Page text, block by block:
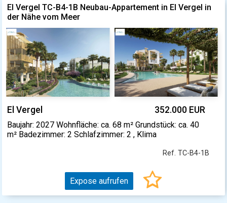
El Vergel TC-B4-1B Neubau-Appartement in El Vergel in
der Nähe vom Meer
El Vergel 352.000 EUR
Baujahr: 2027 Wohnfläche: ca. 68 m² Grundstück: ca. 40
m² Badezimmer: 2 Schlafzimmer: 2 , Klima
Ref. TC-B4-1B
Expose aufrufen